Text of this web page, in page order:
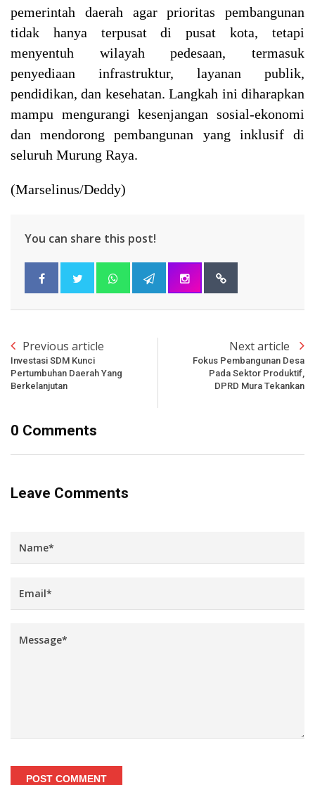
pemerintah daerah agar prioritas pembangunan
tidak hanya terpusat di pusat kota, tetapi
menyentuh wilayah pedesaan, termasuk
penyediaan infrastruktur, layanan publik,
pendidikan, dan kesehatan. Langkah ini diharapkan
mampu mengurangi kesenjangan sosial-ekonomi
dan mendorong pembangunan yang inklusif di
seluruh Murung Raya.
(Marselinus/Deddy)
You can share this post!
Previous article
Investasi SDM Kunci
Pertumbuhan Daerah Yang
Berkelanjutan
Next article
Fokus Pembangunan Desa
Pada Sektor Produktif,
DPRD Mura Tekankan
0 Comments
Leave Comments
POST COMMENT